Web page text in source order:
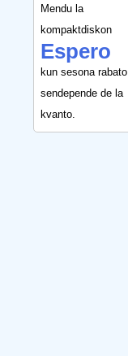
Mendu la
kompaktdiskon
Espero
kun sesona rabato
sendepende de la
kvanto.